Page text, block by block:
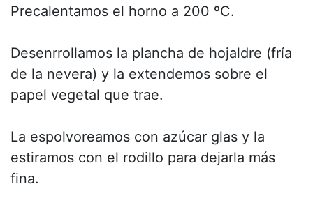
Precalentamos el horno a 200 ºC.
Desenrrollamos la plancha de hojaldre (fría
de la nevera) y la extendemos sobre el
papel vegetal que trae.
La espolvoreamos con azúcar glas y la
estiramos con el rodillo para dejarla más
fina.